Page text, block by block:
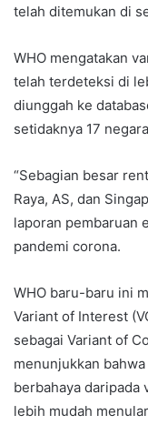
telah ditemukan di
WHO mengatakan
telah terdeteksi di
diunggah ke
setidaknya 17
“Sebagian besar
Raya, AS, dan
laporan pembaruan
pandemi corona.
WHO baru-baru ini
Variant of Interest
sebagai Variant of
menunjukkan
berbahaya daripada
lebih mudah